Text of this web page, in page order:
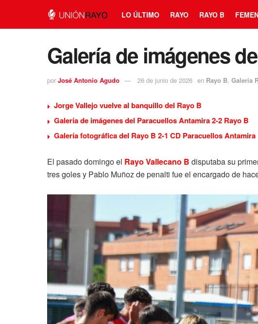
LO ÚLTIMO RAYO RAYO B
Galería de imágenes
por José Antonio Agudo 26 de junio de 2026 en Rayo B, Galería
Jorge Vallejo vuelve al banquillo del Rayo B
Galería de imágenes del Paracuellos Antamira 2-2 Rayo B
Galería fotográfica del Rayo B 2-1 CD Paracuellos Antamira
El pasado domingo el Rayo Vallecano B disputaba su
tres goles y Pablo Muñoz de penalti fue el encargado de